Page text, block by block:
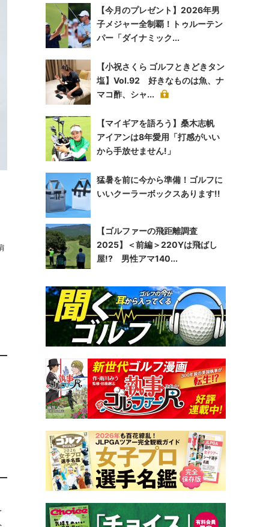
【今月のプレゼント】2026年男
子メジャー全制覇！トゥルーテン
パー「ダイナミック...
【小祝さくら ゴルフときどきタン
塩】Vol.92 好きなものは魚、ナ
マコ酢、シャ...
【マイギアを語ろう】桑木志帆
アイアンは8年愛用「打感がいい
から手放せません!」
猛暑を前に今から準備！ゴルフに
いいクーラーボックスあります!!
【ゴルファーの飛距離調査
2025】＜前編＞220Yは飛ばし
屋!? 男性アマ140...